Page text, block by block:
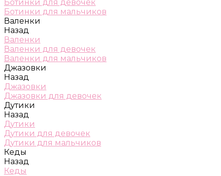
Ботинки для девочек
Ботинки для мальчиков
Валенки
Назад
Валенки
Валенки для девочек
Валенки для мальчиков
Джазовки
Назад
Джазовки
Джазовки для девочек
Дутики
Назад
Дутики
Дутики для девочек
Дутики для мальчиков
Кеды
Назад
Кеды